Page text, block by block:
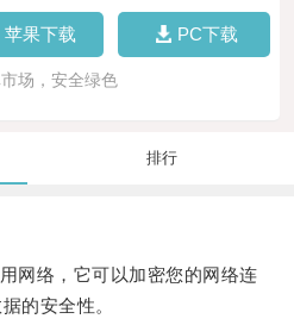
苹果下载 PC下载
场，安全绿色
排行
络，它可以加密您的网络连
的安全性。